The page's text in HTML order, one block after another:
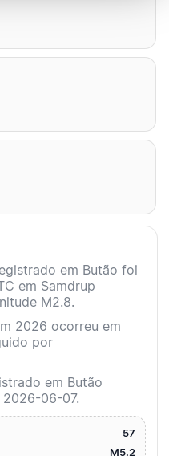
em Butão foi
em Samdrup
M2.8.
2026 ocorreu em
por
em Butão
06-07.
57
M5.2